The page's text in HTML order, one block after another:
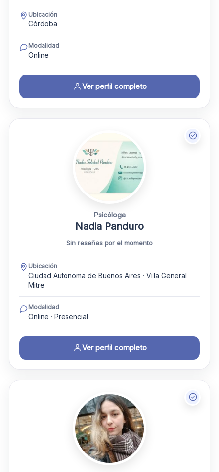
Ubicación
Córdoba
Modalidad
Online
Ver perfil completo
Psicóloga
Nadia Panduro
Sin reseñas por el momento
Ubicación
Ciudad Autónoma de Buenos Aires · Villa General
Mitre
Modalidad
Online · Presencial
Ver perfil completo